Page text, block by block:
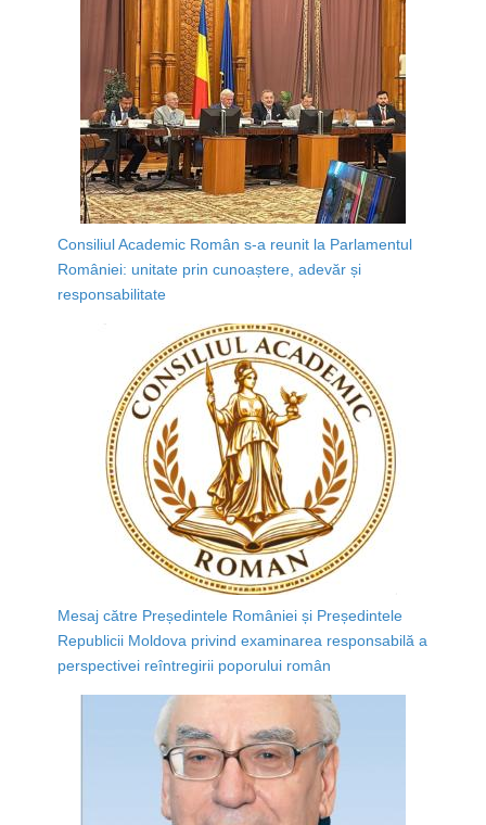
Consiliul Academic Român s-a reunit la Parlamentul
României: unitate prin cunoaștere, adevăr și
responsabilitate
Mesaj către Președintele României și Președintele
Republicii Moldova privind examinarea responsabilă a
perspectivei reîntregirii poporului român